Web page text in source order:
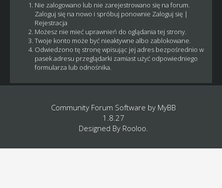
Nie zalogowano lub nie zarejestrowano się na forum.
Zaloguj się na nowo i spróbuj ponownie Zaloguj się|
Rejestracja
Możesz nie mieć uprawnień do oglądania tej strony.
Twoje konto może być nieaktywne albo zablokowane.
Odwiedzono tę stronę wpisując jej adres bezpośrednio w
pasek adresu przeglądarki zamiast użyć odpowiedniego
formularza lub odnośnika.
Community Forum Software by MyBB
1.8.27
Designed By Rooloo.